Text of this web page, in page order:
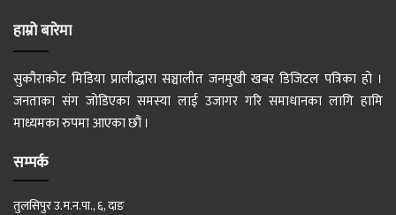
हाम्रो बारेमा
सुकौराकोट मिडिया प्रालीद्धारा सञ्चालीत जनमुखी खबर डिजिटल पत्रिका हो ।
जनताका संग जोडिएका समस्या लाई उजागर गरि समाधानका लागि हामि
माध्यमका रुपमा आएका छौं ।
सम्पर्क
तुलसिपुर उ.म.न.पा., ६, दाङ